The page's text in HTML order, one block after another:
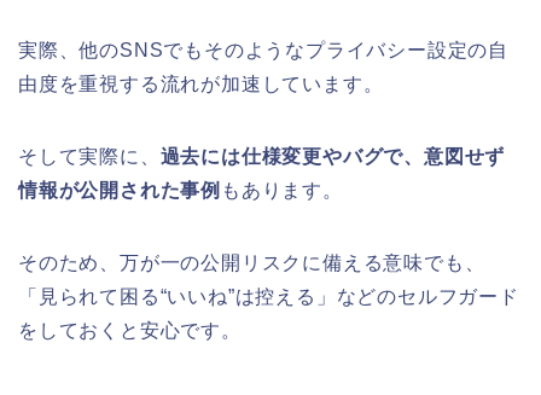
実際、他のSNSでもそのようなプライバシー設定の自
由度を重視する流れが加速しています。
そして実際に、 過去には仕様変更やバグで、意図せず
情報が公開された事例 もあります。
そのため、万が一の公開リスクに備える意味でも、
「見られて困る“いいね”は控える」などのセルフガード
をしておくと安心です。